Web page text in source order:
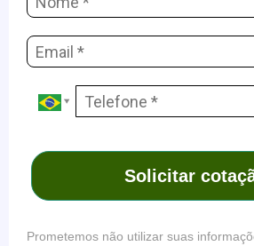
Solicitar
Prometemos não utilizar suas